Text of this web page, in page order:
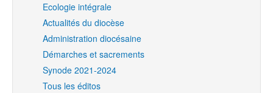
Ecologie intégrale
Actualités du diocèse
Administration diocésaine
Démarches et sacrements
Synode 2021-2024
Tous les éditos